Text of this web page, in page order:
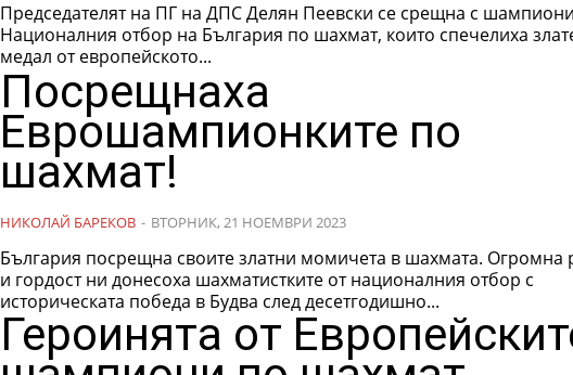
Председателят на ПГ на ДПС Делян Пеевски се срещна с
Националния отбор на България по шахмат, които спечелиха
медал от европейското...
Посрещнаха
Еврошампионките по
шахмат!
НИКОЛАЙ БАРЕКОВ - ВТОРНИК, 21 НОЕМВРИ 2023
България посрещна своите златни момичета в шахмата. Огромна
и гордост ни донесоха шахматистките от националния отбор с
историческата победа в Будва след десетгодишно...
Героинята от